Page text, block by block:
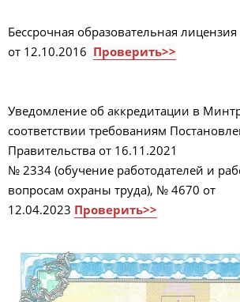
Бессрочная образовательная
от 12.10.2016 Проверить>>
Уведомление об аккредитации в
соответствии требованиям
Правительства от 16.11.2021
№ 2334 (обучение работодателей и
вопросам охраны труда), № 4670 от
12.04.2023 Проверить>>